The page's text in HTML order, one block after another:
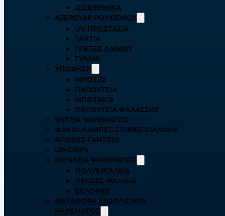
ΙΣΟΘΕΡΜΙΚΆ
ΑΞΕΡΟΥΆΡ ΡΟΥΧΙΣΜΟΎ
UV ΠΡΟΣΤΑΣΊΑ
ΓΆΝΤΙΑ
ΓΚΈΤΕΣ ΛΑΊΜΟΥ
ΓΥΑΛΙΆ
ΥΠΌΔΗΣΗ
ΜΠΌΤΕΣ
ΠΑΠΟΎΤΣΙΑ
ΜΠΟΤΆΚΙΑ
ΠΑΠΟΎΤΣΙΑ ΘΑΛΆΣΣΗΣ
ΨΥΓΕΊΑ ΨΑΡΈΜΑΤΟΣ
ΦΑΚΟΊ-ΛΆΜΠΕΣ-ΣΠΊΘΕΣ-ΣΊΑΛΟΥΜ
ΑΠΌΧΕΣ-ΓΆΝΤΖΟΙ
LIP-GRIPS
EΡΓΑΛΕΊΑ ΨΑΡΈΜΑΤΟΣ
ΠΟΛΥΕΡΓΑΛΕΊΑ
ΠΈΝΣΕΣ-ΨΑΛΊΔΙΑ
ΒΕΛΌΝΕΣ
ΜΕΤΑΦΟΡΆ ΕΞΟΠΛΙΣΜΟΎ
ΨΑΡΈΜΑΤΟΣ